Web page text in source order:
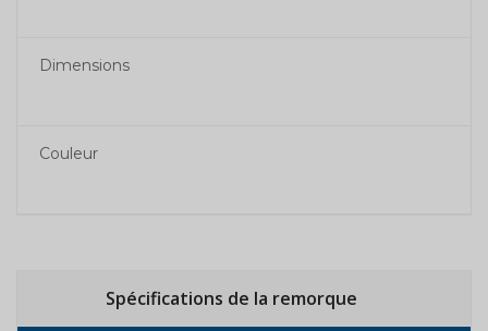
Dimensions
Couleur
Spécifications de la remorque